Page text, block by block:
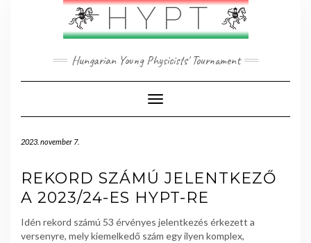
HYPT
Hungarian Young Physicists' Tournament
Toggle Navigation
2023. november 7.
REKORD SZÁMÚ JELENTKEZŐ
A 2023/24-ES HYPT-RE
Idén rekord számú 53 érvényes jelentkezés érkezett a
versenyre, mely kiemelkedő szám egy ilyen komplex,